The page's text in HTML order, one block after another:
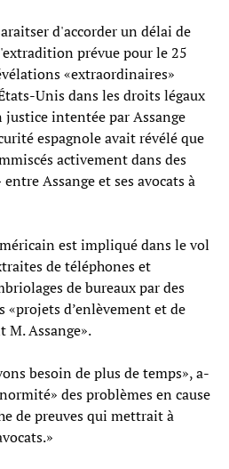
d'accorder un délai de
prévue pour le 25
«extraordinaires»
Unis dans les droits légaux
justice intentée par Assange
espagnole avait révélé que
activement dans des
Assange et ses avocats à
est impliqué dans le vol
de téléphones et
de bureaux par des
«projets d’enlèvement et de
M. Assange».
besoin de plus de temps», a-
des problèmes en cause
de preuves qui mettrait à